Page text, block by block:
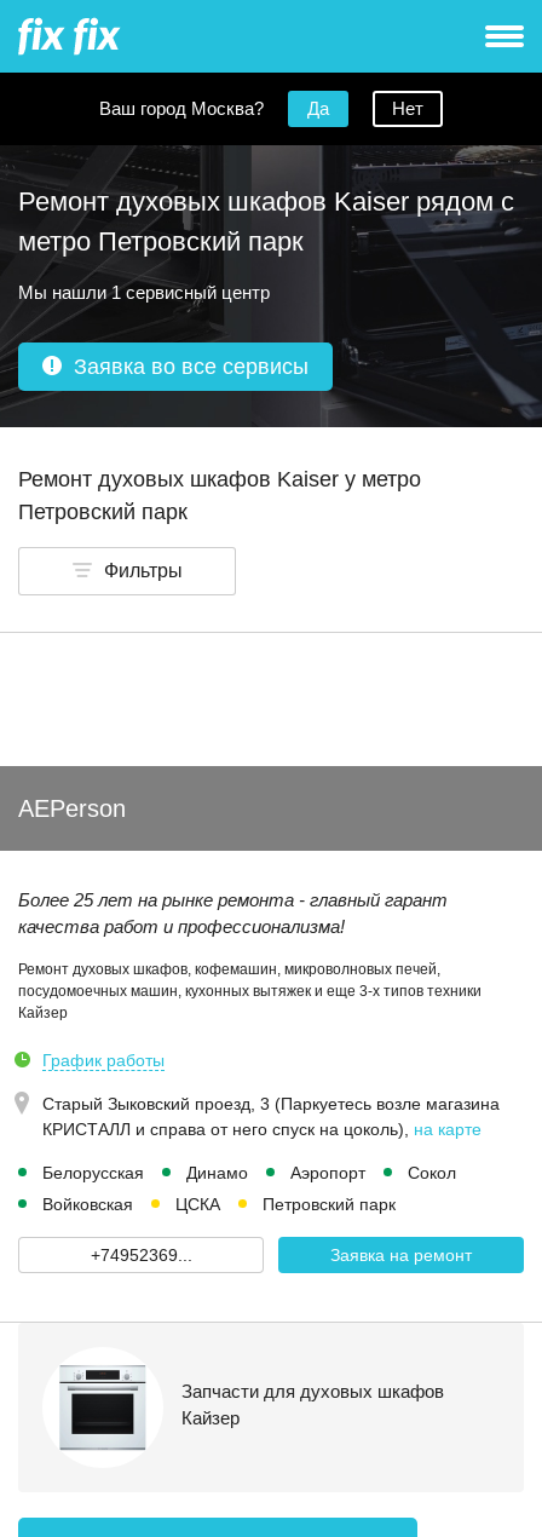
Ваш город Москва? Да Нет
Ремонт духовых шкафов Kaiser рядом с
метро Петровский парк
Мы нашли 1 сервисный центр
Заявка во все сервисы
Ремонт духовых шкафов Kaiser у метро
Петровский парк
Фильтры
AEPerson
Более 25 лет на рынке ремонта - главный гарант
качества работ и профессионализма!
Ремонт духовых шкафов, кофемашин, микроволновых печей,
посудомоечных машин, кухонных вытяжек и еще 3-х типов техники
Кайзер
График работы
Старый Зыковский проезд, 3 (Паркуетесь возле магазина
КРИСТАЛЛ и справа от него спуск на цоколь)
на карте
Белорусская Динамо Аэропорт
Сокол
Войковская
ЦСКА Петровский парк
+74952369... Заявка на ремонт
Запчасти для духовых шкафов
Кайзер